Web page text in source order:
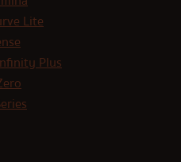
Lite
Plus